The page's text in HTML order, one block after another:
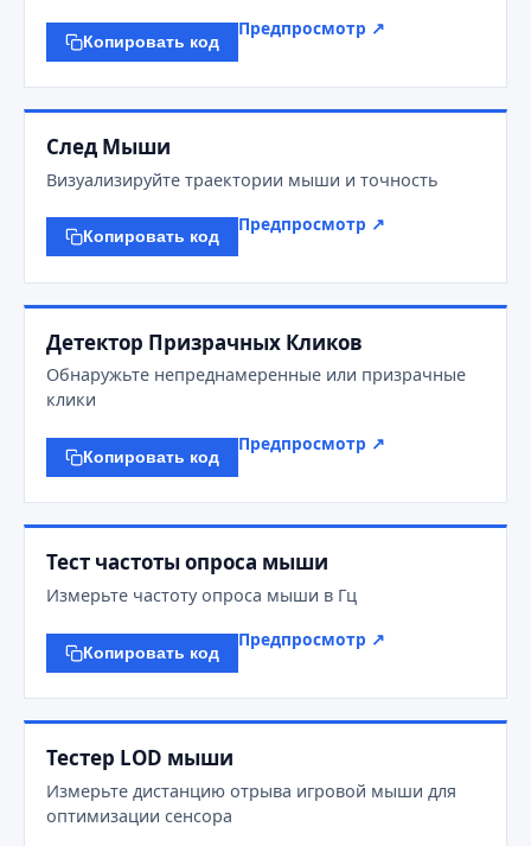
Копировать код
Предпросмотр ↗
След Мыши
Визуализируйте траектории мыши и точность
Копировать код
Предпросмотр ↗
Детектор Призрачных Кликов
Обнаружьте непреднамеренные или призрачные
клики
Копировать код
Предпросмотр ↗
Тест частоты опроса мыши
Измерьте частоту опроса мыши в Гц
Копировать код
Предпросмотр ↗
Тестер LOD мыши
Измерьте дистанцию отрыва игровой мыши для
оптимизации сенсора